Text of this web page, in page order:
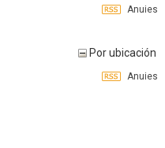
Anuies
Por ubicación
Anuies